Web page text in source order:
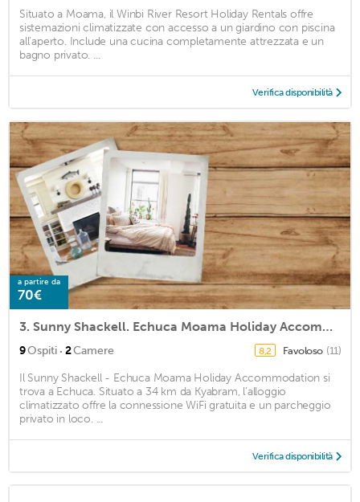
Situato a Moama, il Winbi River Resort Holiday Rentals offre
sistemazioni climatizzate con accesso a un giardino con piscina
all'aperto. Include una cucina completamente attrezzata e un
bagno privato. ...
Verifica disponibilità
a partire da
70€
3. Sunny Shackell. Echuca Moama Holiday Accommodation
9Ospiti · 2Camere 8,2 Favoloso (11)
Il Sunny Shackell - Echuca Moama Holiday Accommodation si
trova a Echuca. Situato a 34 km da Kyabram, l'alloggio
climatizzato offre la connessione WiFi gratuita e un parcheggio
privato in loco. ...
Verifica disponibilità